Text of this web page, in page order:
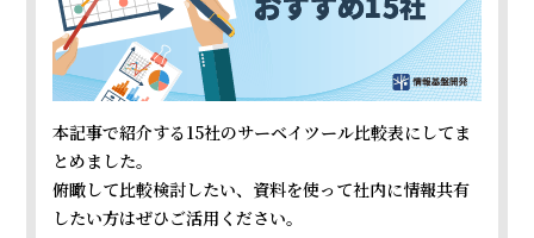
本記事で紹介する15社のサーベイツール比較表にしてま
とめました。
俯瞰して比較検討したい、資料を使って社内に情報共有
したい方はぜひご活用ください。